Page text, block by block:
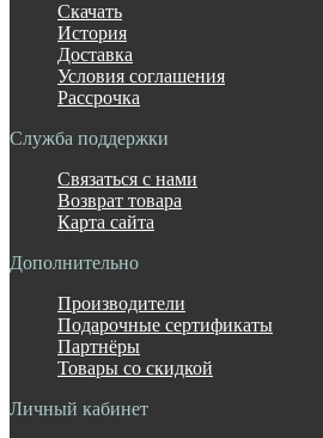
Скачать
История
Доставка
Условия соглашения
Рассрочка
Служба поддержки
Связаться с нами
Возврат товара
Карта сайта
Дополнительно
Производители
Подарочные сертификаты
Партнёры
Товары со скидкой
Личный кабинет